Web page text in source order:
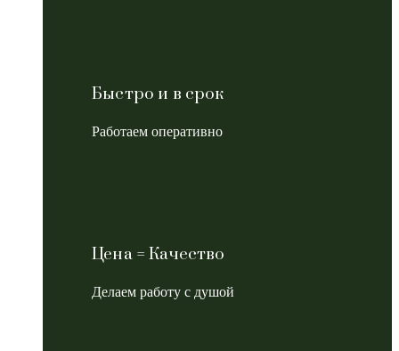
Быстро и в срок
Работаем оперативно
Цена = Качество
Делаем работу с душой